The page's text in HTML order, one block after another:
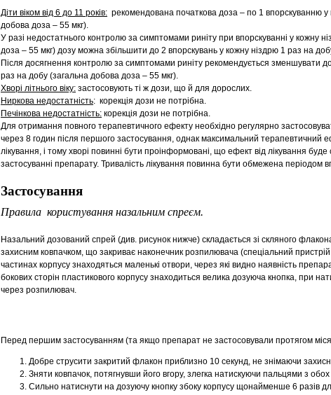
Діти віком від 6 до 11 років: рекомендована початкова доза – по 1 впорскуванню
добова доза – 55 мкг).
У разі недостатнього контролю за симптомами риніту при впорскуванні у кожну
доза – 55 мкг) дозу можна збільшити до 2 впорскувань у кожну ніздрю 1 раз на
Після досягнення контролю за симптомами риніту рекомендується зменшувати
раз на добу (загальна добова доза – 55 мкг).
Хворі літнього віку: застосовують ті ж дози, що й для дорослих.
Ниркова недостатність: корекція дози не потрібна.
Печінкова недостатність: корекція дози не потрібна.
Для отримання повного терапевтичного ефекту необхідно регулярно
через 8 годин після першого застосування, однак максимальний терапевтичний
лікування, і тому хворі повинні бути проінформовані, що ефект від лікування
застосуванні препарату. Тривалість лікування повинна бути обмежена періодом
Застосування
Правила користування назальним спреєм.
Назальний дозований спрей (див. рисунок нижче) складається зі скляного
захисним ковпачком, що закриває наконечник розпилювача (спеціальний
частинах корпусу знаходяться маленькі отвори, через які видно наявність
бокових сторін пластикового корпусу знаходиться велика дозуюча кнопка, при
через розпилювач.
Перед першим застосуванням (та якщо препарат не застосовували протягом
Добре струсити закритий флакон приблизно 10 секунд, не знімаючи
Зняти ковпачок, потягнувши його вгору, злегка натискуючи пальцями з обох
Сильно натиснути на дозуючу кнопку збоку корпусу щонайменше 6 разів